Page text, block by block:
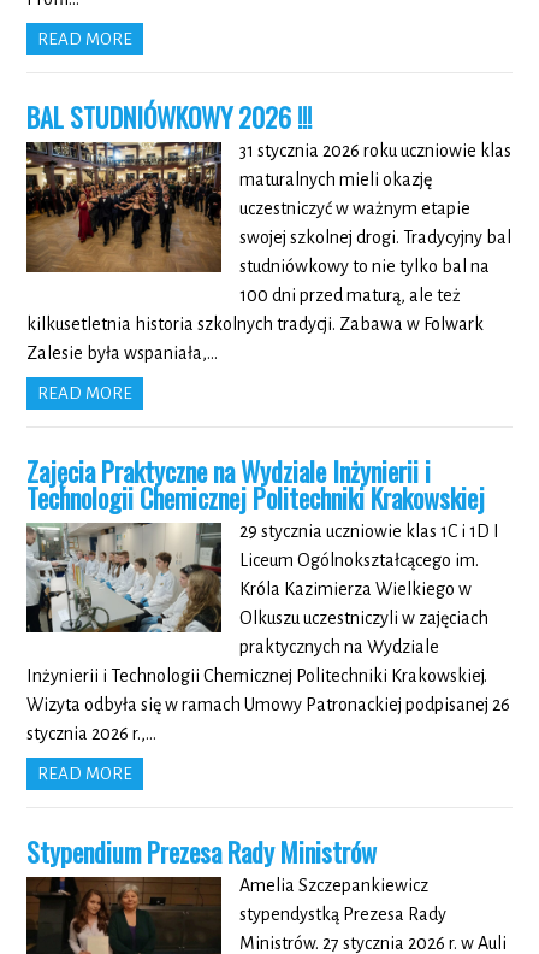
READ MORE
BAL STUDNIÓWKOWY 2026 !!!
31 stycznia 2026 roku uczniowie klas
maturalnych mieli okazję
uczestniczyć w ważnym etapie
swojej szkolnej drogi. Tradycyjny bal
studniówkowy to nie tylko bal na
100 dni przed maturą, ale też
kilkusetletnia historia szkolnych tradycji. Zabawa w Folwark
Zalesie była wspaniała,…
READ MORE
Zajęcia Praktyczne na Wydziale Inżynierii i
Technologii Chemicznej Politechniki Krakowskiej
29 stycznia uczniowie klas 1C i 1D I
Liceum Ogólnokształcącego im.
Króla Kazimierza Wielkiego w
Olkuszu uczestniczyli w zajęciach
praktycznych na Wydziale
Inżynierii i Technologii Chemicznej Politechniki Krakowskiej.
Wizyta odbyła się w ramach Umowy Patronackiej podpisanej 26
stycznia 2026 r.,…
READ MORE
Stypendium Prezesa Rady Ministrów
Amelia Szczepankiewicz
stypendystką Prezesa Rady
Ministrów. 27 stycznia 2026 r. w Auli